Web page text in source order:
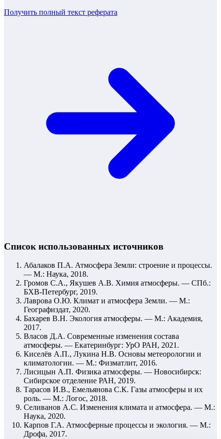
Получить полный текст реферата
Список использованных источников
Абалаков П.А. Атмосфера Земли: строение и процессы.
— М.: Наука, 2018.
Громов С.А., Якушев А.В. Химия атмосферы. — СПб.:
БХВ-Петербург, 2019.
Лаврова О.Ю. Климат и атмосфера Земли. — М.:
Географиздат, 2020.
Бахарев В.Н. Экология атмосферы. — М.: Академия,
2017.
Власов Д.А. Современные изменения состава
атмосферы. — Екатеринбург: УрО РАН, 2021.
Киселёв А.П., Лукина Н.В. Основы метеорологии и
климатологии. — М.: Физматлит, 2016.
Лисицын А.П. Физика атмосферы. — Новосибирск:
Сибирское отделение РАН, 2019.
Тарасов И.В., Емельянова С.К. Газы атмосферы и их
роль. — М.: Логос, 2018.
Селиванов А.С. Изменения климата и атмосфера. — М.:
Наука, 2020.
Карпов Г.А. Атмосферные процессы и экология. — М.:
Дрофа, 2017.